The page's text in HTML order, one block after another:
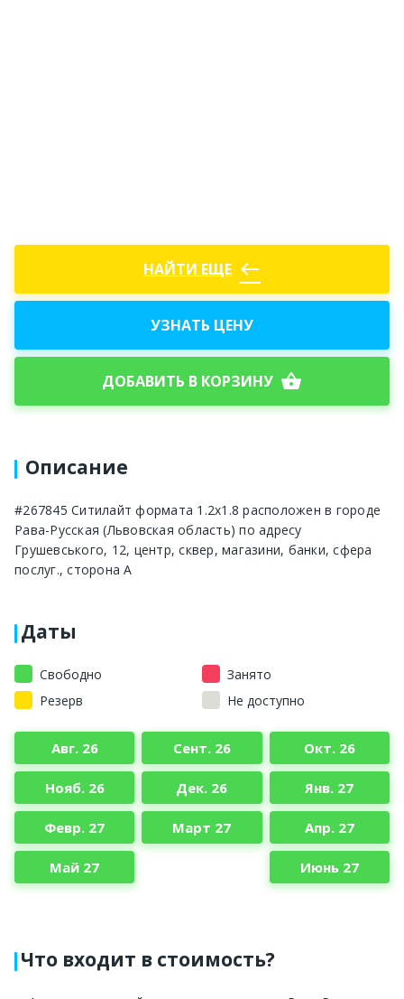
НАЙТИ ЕЩЕ west
УЗНАТЬ ЦЕНУ
ДОБАВИТЬ В КОРЗИНУ shopping_basket
Описание
#267845 Ситилайт формата 1.2x1.8 расположен в городе
Рава-Русская (Львовская область) по адресу
Грушевського, 12, центр, сквер, магазини, банки, сфера
послуг., сторона A
Даты
Свободно
Занято
Резерв
Не доступно
Авг. 26 Сент. 26 Окт. 26
Нояб. 26 Дек. 26 Янв. 27
Февр. 27 Март 27 Апр. 27
Май 27 Июнь 27
Что входит в стоимость?